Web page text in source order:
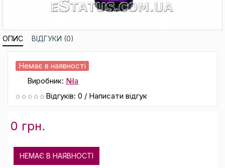
ОПИС ВІДГУКИ (0)
Немає в наявності
Виробник: Nila
Відгуків: 0 / Написати відгук
0 грн.
НЕМАЄ В НАЯВНОСТІ